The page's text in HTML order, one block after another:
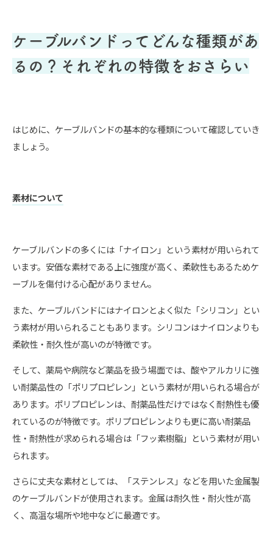
ケーブルバンドってどんな種類があ
るの？それぞれの特徴をおさらい
はじめに、ケーブルバンドの基本的な種類について確認していき
ましょう。
素材について
ケーブルバンドの多くには「ナイロン」という素材が用いられて
います。安価な素材である上に強度が高く、柔軟性もあるためケ
ーブルを傷付ける心配がありません。
また、ケーブルバンドにはナイロンとよく似た「シリコン」とい
う素材が用いられることもあります。シリコンはナイロンよりも
柔軟性・耐久性が高いのが特徴です。
そして、薬局や病院など薬品を扱う場面では、酸やアルカリに強
い耐薬品性の「ポリプロピレン」という素材が用いられる場合が
あります。ポリプロピレンは、耐薬品性だけではなく耐熱性も優
れているのが特徴です。ポリプロピレンよりも更に高い耐薬品
性・耐熱性が求められる場合は「フッ素樹脂」という素材が用い
られます。
さらに丈夫な素材としては、「ステンレス」などを用いた金属製
のケーブルバンドが使用されます。金属は耐久性・耐火性が高
く、高温な場所や地中などに最適です。